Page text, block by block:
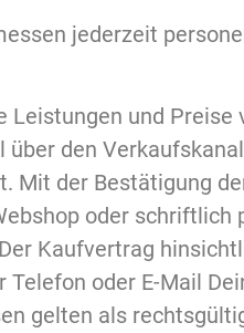
jederzeit
und
den
Mit der Bestätigung
oder
Kaufvertrag
oder E-Mail
gelten als